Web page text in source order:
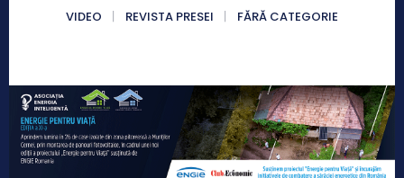
VIDEO
REVISTA PRESEI FĂRĂ CATEGORIE